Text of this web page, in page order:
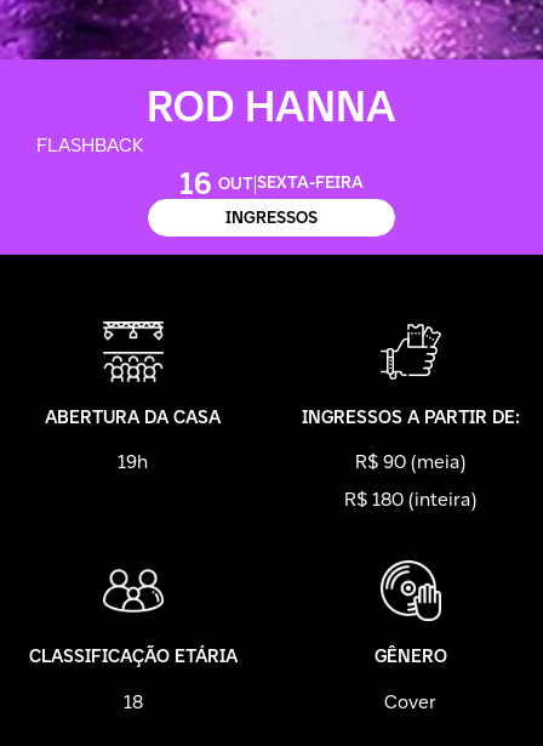
ROD HANNA
FLASHBACK
16 OUT|SEXTA-FEIRA
INGRESSOS
ABERTURA DA CASA
19h
INGRESSOS A PARTIR DE:
R$ 90 (meia)
R$ 180 (inteira)
CLASSIFICAÇÃO ETÁRIA
18
GÊNERO
Cover